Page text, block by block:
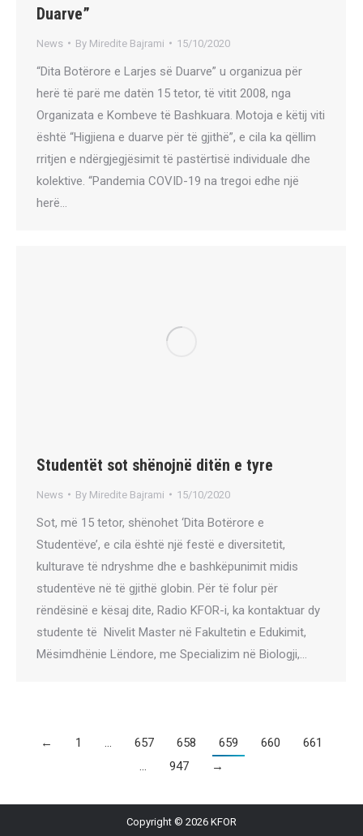
Duarve”
News By Miredite Bajrami 15/10/2020
“Dita Botërore e Larjes së Duarve” u organizua për
herë të parë me datën 15 tetor, të vitit 2008, nga
Organizata e Kombeve të Bashkuara. Motoja e këtij viti
është “Higjiena e duarve për të gjithë”, e cila ka qëllim
rritjen e ndërgjegjësimit të pastërtisë individuale dhe
kolektive. “Pandemia COVID-19 na tregoi edhe një
herë…
Studentët sot shënojnë ditën e tyre
News By Miredite Bajrami 15/10/2020
Sot, më 15 tetor, shënohet ‘Dita Botërore e
Studentëve’, e cila është një festë e diversitetit,
kulturave të ndryshme dhe e bashkëpunimit midis
studentëve në të gjithë globin. Për të folur për
rëndësinë e kësaj dite, Radio KFOR-i, ka kontaktuar dy
studente të Nivelit Master në Fakultetin e Edukimit,
Mësimdhënie Lëndore, me Specializim në Biologji,…
← 1 … 657 658 659 660
661
…
947 →
Copyright © 2026 KFOR